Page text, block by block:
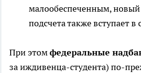
малообеспеченным,
подсчета также вступает в
При этомфедеральные
за иждивенца-студента) по-